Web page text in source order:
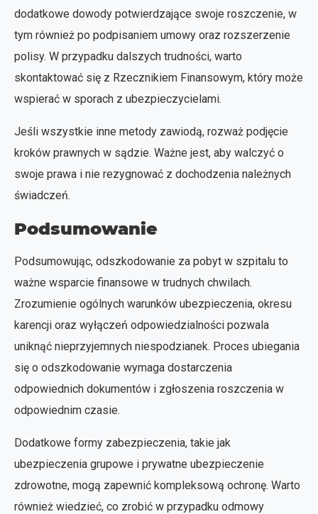
dodatkowe dowody potwierdzające swoje roszczenie, w
tym również po podpisaniem umowy oraz rozszerzenie
polisy. W przypadku dalszych trudności, warto
skontaktować się z Rzecznikiem Finansowym, który może
wspierać w sporach z ubezpieczycielami.
Jeśli wszystkie inne metody zawiodą, rozważ podjęcie
kroków prawnych w sądzie. Ważne jest, aby walczyć o
swoje prawa i nie rezygnować z dochodzenia należnych
świadczeń.
Podsumowanie
Podsumowując, odszkodowanie za pobyt w szpitalu to
ważne wsparcie finansowe w trudnych chwilach.
Zrozumienie ogólnych warunków ubezpieczenia, okresu
karencji oraz wyłączeń odpowiedzialności pozwala
uniknąć nieprzyjemnych niespodzianek. Proces ubiegania
się o odszkodowanie wymaga dostarczenia
odpowiednich dokumentów i zgłoszenia roszczenia w
odpowiednim czasie.
Dodatkowe formy zabezpieczenia, takie jak
ubezpieczenia grupowe i prywatne ubezpieczenie
zdrowotne, mogą zapewnić kompleksową ochronę. Warto
również wiedzieć, co zrobić w przypadku odmowy